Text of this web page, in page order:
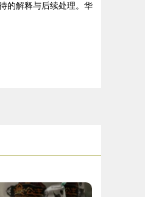
的解释与后续处理。华